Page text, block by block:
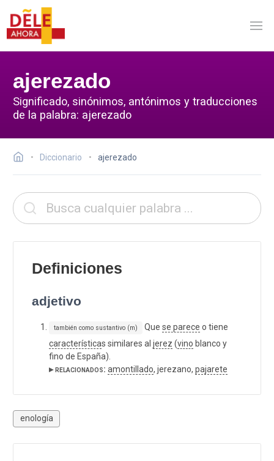
ajerezado
Significado, sinónimos, antónimos y traducciones
de la palabra: ajerezado
Diccionario ajerezado
Definiciones
adjetivo
también como sustantivo (m) Que se parece o tiene
características similares al jerez (vino blanco y
fino de España).
▸ relacionados: amontillado, jerezano, pajarete
enología